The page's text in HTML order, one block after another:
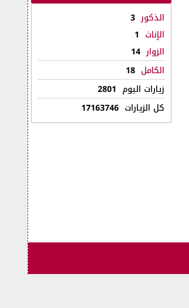
الذكور 3
الإناث 1
الزوار 14
الكامل 18
زيارات اليوم 2801
كل الزيارات17163746